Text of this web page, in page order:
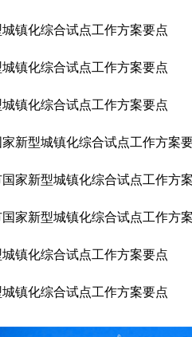
镇化综合试点工作方案要点
镇化综合试点工作方案要点
镇化综合试点工作方案要点
新型城镇化综合试点工作方案
家新型城镇化综合试点工作方
家新型城镇化综合试点工作方
镇化综合试点工作方案要点
镇化综合试点工作方案要点